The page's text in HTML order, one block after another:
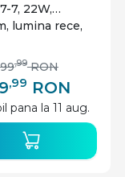
7, 22W,
lumina rece,
,99 RON
99,99 RON
pana la 11 aug.